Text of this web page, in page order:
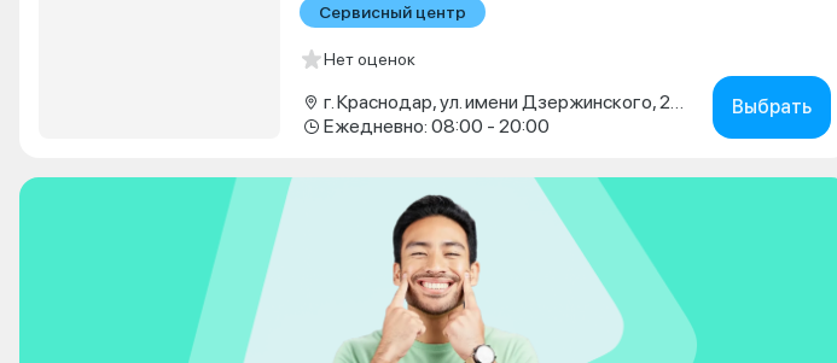
Сервисный центр
Нет оценок
г. Краснодар, ул. имени Дзержинского, 231/2
Ежедневно: 08:00 - 20:00
Выбрать